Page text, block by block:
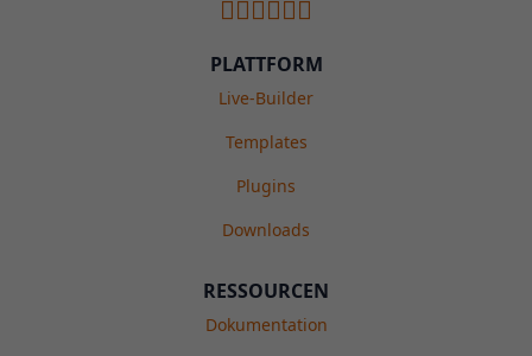
PLATTFORM
Live-Builder
Templates
Plugins
Downloads
RESSOURCEN
Dokumentation